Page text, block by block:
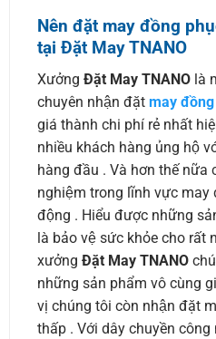
Nên đặt may đồng
tại Đặt May TNANO
Xưởng Đặt May TNANO là
chuyên nhận đặt may
giá thành chi phí rẻ nhất
nhiều khách hàng ủng hộ
hàng đầu . Và hơn thế nữa
nghiệm trong lĩnh vực may
động . Hiểu được những
là bảo vệ sức khỏe cho rất
xưởng Đặt May TNANO
những sản phẩm vô cùng
vị chúng tôi còn nhận đặt
thấp . Với dây chuyền